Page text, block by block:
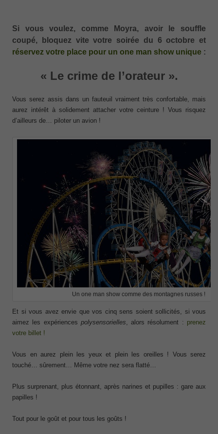
Si vous voulez, comme Moyra, avoir le souffle
coupé, bloquez vite votre soirée du 6 octobre et
réservez votre place pour un one man show unique :
« Le crime de l’orateur ».
Vous serez assis dans un fauteuil vraiment très confortable, mais
aurez intérêt à solidement attacher votre ceinture ! Vous risquez
d’ailleurs de… piloter un avion !
Un one man show comme des montagnes russes !
Et si vous avez envie que vos cinq sens soient sollicités, si vous
aimez les expériences polysensorielles , alors résolument : prenez
votre billet !
Vous en aurez plein les yeux et plein les oreilles ! Vous serez
touché… sûrement… Même votre nez sera flatté…
Plus surprenant, plus étonnant, après narines et pupilles : gare aux
papilles !
Tout pour le goût et pour tous les goûts !